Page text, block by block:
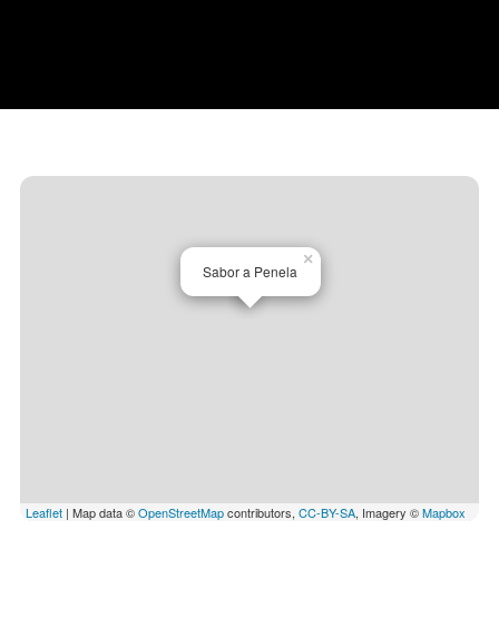
Sabor a Penela
×
Leaflet| Map data ©OpenStreetMapcontributors, CC-BY-SA, Imagery ©Mapbox